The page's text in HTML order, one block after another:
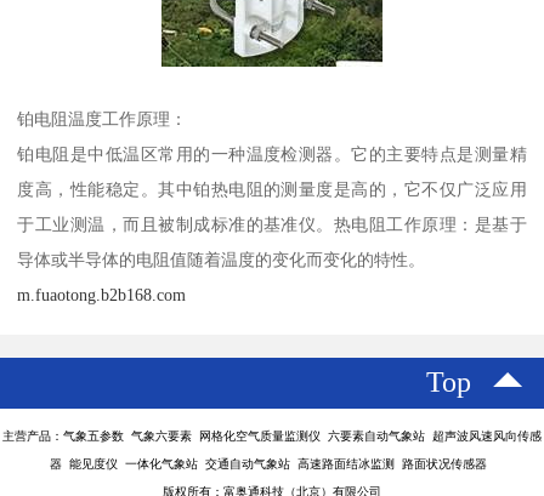
铂电阻温度工作原理：
铂电阻是中低温区常用的一种温度检测器。它的主要特点是测量精
度高，性能稳定。其中铂热电阻的测量度是高的，它不仅广泛应用
于工业测温，而且被制成标准的基准仪。热电阻工作原理：是基于
导体或半导体的电阻值随着温度的变化而变化的特性。
m.fuaotong.b2b168.com
Top
主营产品：气象五参数 气象六要素 网格化空气质量监测仪 六要素自动气象站 超声波风速风向传感
器 能见度仪 一体化气象站 交通自动气象站 高速路面结冰监测 路面状况传感器
版权所有：富奥通科技（北京）有限公司